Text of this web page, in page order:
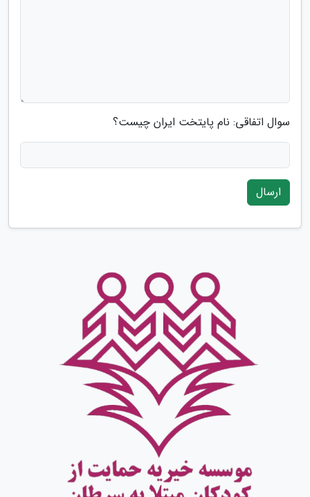
سوال اتفاقی: نام پایتخت ایران چیست؟
ارسال